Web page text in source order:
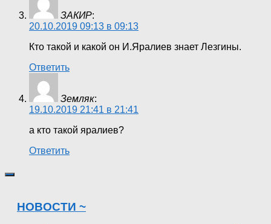
ЗАКИР:
20.10.2019 09:13 в 09:13
Кто такой и какой он И.Яралиев знает Лезгины.
Ответить
Земляк:
19.10.2019 21:41 в 21:41
а кто такой яралиев?
Ответить
НОВОСТИ ~